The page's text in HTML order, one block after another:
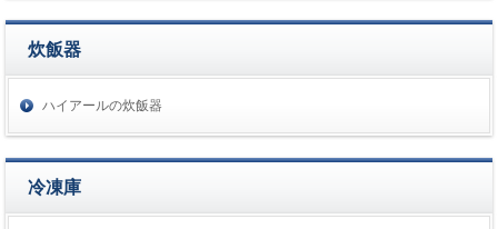
炊飯器
ハイアールの炊飯器
冷凍庫